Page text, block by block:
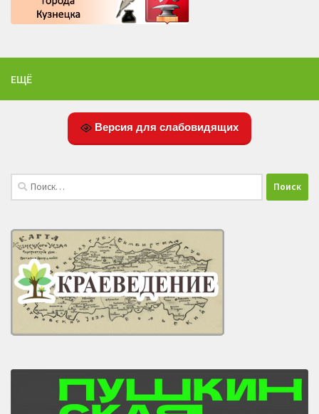
ЕЩЁ
Версия для слабовидящих
Найти: